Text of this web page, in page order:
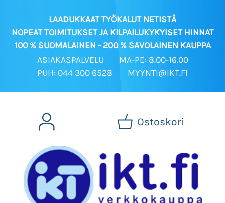
LAADUKKAAT TYÖKALUT NETISTÄ
NOPEAT TOIMITUKSET JA KILPAILUKYKYISET HINNAT
100 % SUOMALAINEN - 200 % SAVOLAINEN KAUPPA
ASIAKASPALVELU
MA-PE: 8.00-16.00
PUH: 044 300 6528
MYYNTI@IKT.FI
Ostoskori